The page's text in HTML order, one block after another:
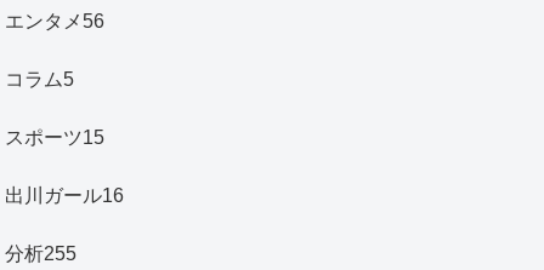
エンタメ56
コラム5
スポーツ15
出川ガール16
分析255